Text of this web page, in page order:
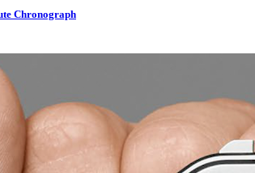
Chronograph